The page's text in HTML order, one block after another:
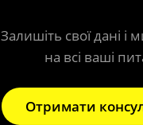
Залишіть свої дані і
на всі ваші
Отримати